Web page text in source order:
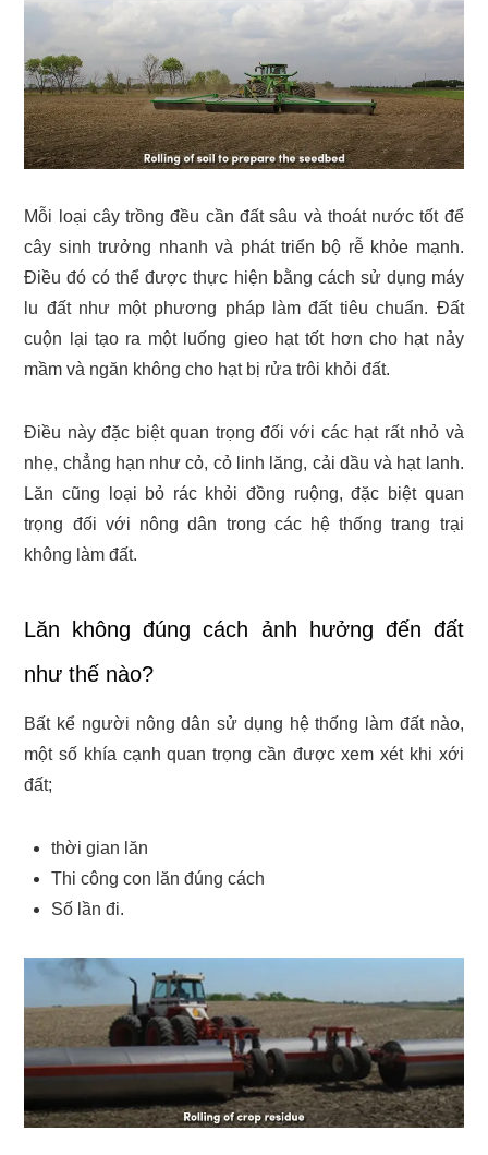
Mỗi loại cây trồng đều cần đất sâu và thoát nước tốt để
cây sinh trưởng nhanh và phát triển bộ rễ khỏe mạnh.
Điều đó có thể được thực hiện bằng cách sử dụng máy
lu đất như một phương pháp làm đất tiêu chuẩn. Đất
cuộn lại tạo ra một luống gieo hạt tốt hơn cho hạt nảy
mầm và ngăn không cho hạt bị rửa trôi khỏi đất.
Điều này đặc biệt quan trọng đối với các hạt rất nhỏ và
nhẹ, chẳng hạn như cỏ, cỏ linh lăng, cải dầu và hạt lanh.
Lăn cũng loại bỏ rác khỏi đồng ruộng, đặc biệt quan
trọng đối với nông dân trong các hệ thống trang trại
không làm đất.
Lăn không đúng cách ảnh hưởng đến đất
như thế nào?
Bất kể người nông dân sử dụng hệ thống làm đất nào,
một số khía cạnh quan trọng cần được xem xét khi xới
đất;
thời gian lăn
Thi công con lăn đúng cách
Số lần đi.